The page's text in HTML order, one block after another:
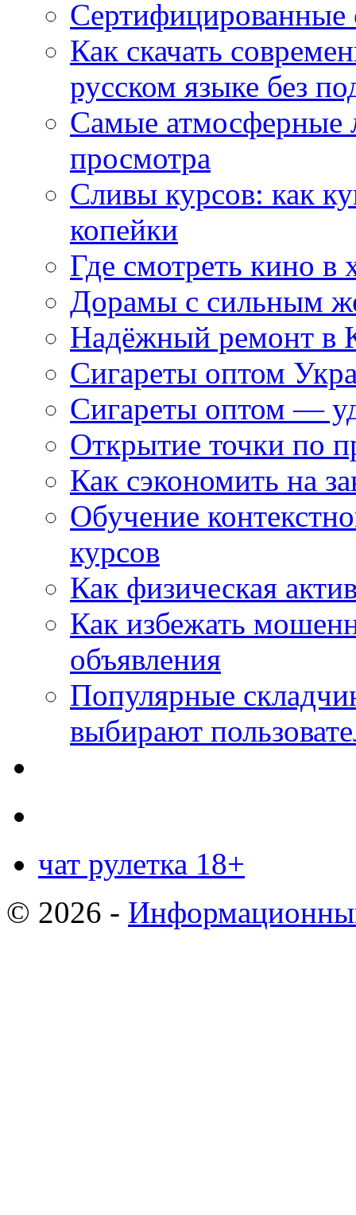
Как скачать
русском языке без
Самые атмосферные
просмотра
Сливы курсов: как
копейки
Где смотреть кино в
Дорамы с сильным
Надёжный ремонт в
Сигареты оптом
Сигареты оптом —
Открытие точки по
Как сэкономить на
Обучение
курсов
Как физическая
Как избежать
объявления
Популярные
выбирают
чат рулетка 18+
© 2026 -